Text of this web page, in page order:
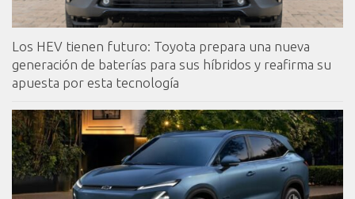
Los HEV tienen futuro: Toyota prepara una nueva
generación de baterías para sus híbridos y reafirma su
apuesta por esta tecnología